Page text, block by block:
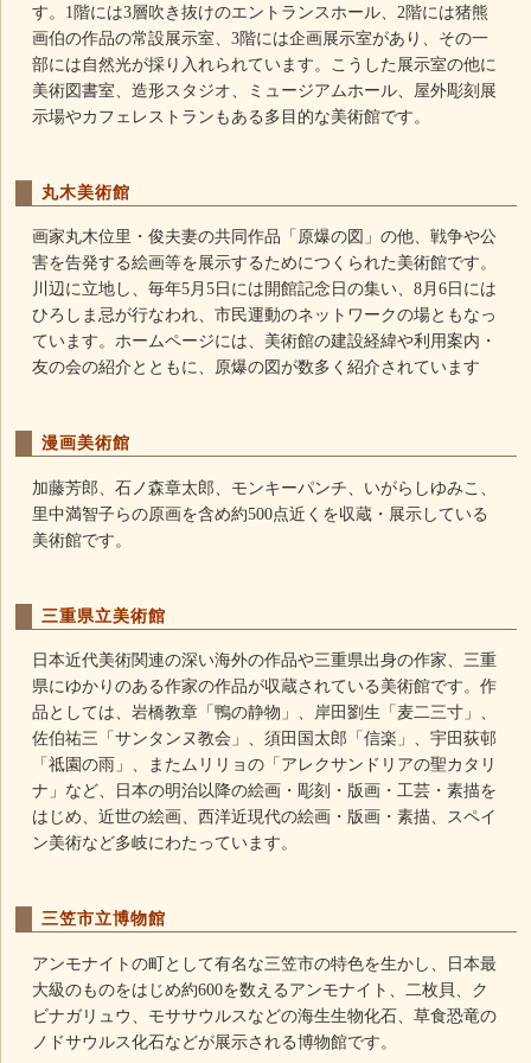
す。1階には3層吹き抜けのエントランスホール、2階には猪熊
画伯の作品の常設展示室、3階には企画展示室があり、その一
部には自然光が採り入れられています。こうした展示室の他に
美術図書室、造形スタジオ、ミュージアムホール、屋外彫刻展
示場やカフェレストランもある多目的な美術館です。
丸木美術館
画家丸木位里・俊夫妻の共同作品「原爆の図」の他、戦争や公
害を告発する絵画等を展示するためにつくられた美術館です。
川辺に立地し、毎年5月5日には開館記念日の集い、8月6日には
ひろしま忌が行なわれ、市民運動のネットワークの場ともなっ
ています。ホームページには、美術館の建設経緯や利用案内・
友の会の紹介とともに、原爆の図が数多く紹介されています
漫画美術館
加藤芳郎、石ノ森章太郎、モンキーパンチ、いがらしゆみこ、
里中満智子らの原画を含め約500点近くを収蔵・展示している
美術館です。
三重県立美術館
日本近代美術関連の深い海外の作品や三重県出身の作家、三重
県にゆかりのある作家の作品が収蔵されている美術館です。作
品としては、岩橋教章「鴨の静物」、岸田劉生「麦二三寸」、
佐伯祐三「サンタンヌ教会」、須田国太郎「信楽」、宇田荻邨
「祗園の雨」、またムリリョの「アレクサンドリアの聖カタリ
ナ」など、日本の明治以降の絵画・彫刻・版画・工芸・素描を
はじめ、近世の絵画、西洋近現代の絵画・版画・素描、スペイ
ン美術など多岐にわたっています。
三笠市立博物館
アンモナイトの町として有名な三笠市の特色を生かし、日本最
大級のものをはじめ約600を数えるアンモナイト、二枚貝、ク
ビナガリュウ、モササウルスなどの海生生物化石、草食恐竜の
ノドサウルス化石などが展示される博物館です。